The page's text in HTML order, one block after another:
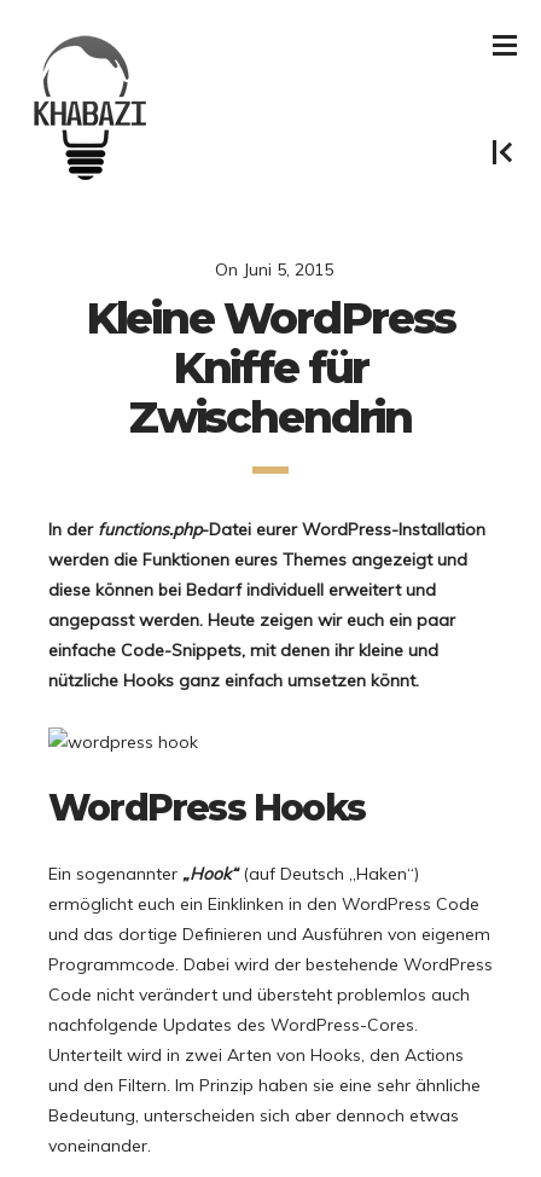
On Juni 5, 2015
Kleine WordPress
Kniffe für
Zwischendrin
In der functions.php-Datei eurer WordPress-Installation
werden die Funktionen eures Themes angezeigt und
diese können bei Bedarf individuell erweitert und
angepasst werden. Heute zeigen wir euch ein paar
einfache Code-Snippets, mit denen ihr kleine und
nützliche Hooks ganz einfach umsetzen könnt.
WordPress Hooks
Ein sogenannter „Hook“(auf Deutsch „Haken“)
ermöglicht euch ein Einklinken in den WordPress Code
und das dortige Definieren und Ausführen von eigenem
Programmcode. Dabei wird der bestehende WordPress
Code nicht verändert und übersteht problemlos auch
nachfolgende Updates des WordPress-Cores.
Unterteilt wird in zwei Arten von Hooks, den Actions
und den Filtern. Im Prinzip haben sie eine sehr ähnliche
Bedeutung, unterscheiden sich aber dennoch etwas
voneinander.